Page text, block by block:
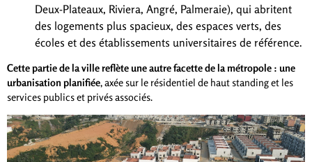
Deux-Plateaux, Riviera, Angré, Palmeraie), qui abritent
des logements plus spacieux, des espaces verts, des
écoles et des établissements universitaires de référence.
Cette partie de la ville reflète une autre facette de la métropole : une
urbanisation planifiée, axée sur le résidentiel de haut standing et les
services publics et privés associés.